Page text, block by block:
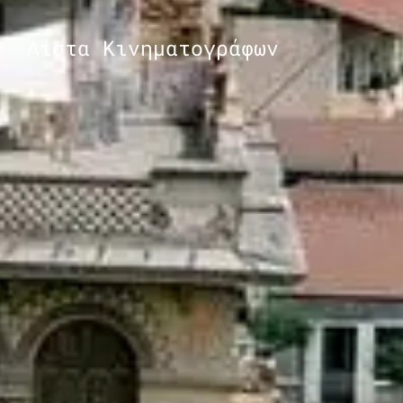
Λίστα Κινηματογράφων